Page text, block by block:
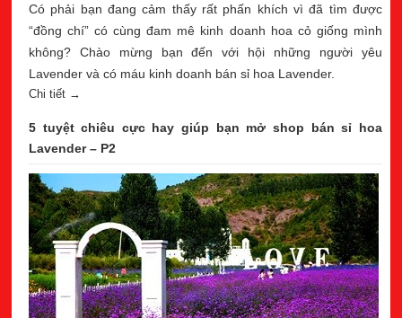
Có phải bạn đang cảm thấy rất phấn khích vì đã tìm được
“đồng chí” có cùng đam mê kinh doanh hoa cỏ giống mình
không? Chào mừng bạn đến với hội những người yêu
Lavender và có máu kinh doanh bán sỉ hoa Lavender.
Chi tiết →
5 tuyệt chiêu cực hay giúp bạn mở shop bán sỉ hoa
Lavender – P2